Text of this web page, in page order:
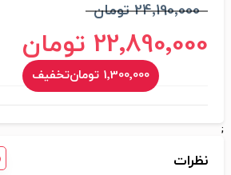
24٬190٬000 تومان
22٬890٬000 تومان
1٬300٬000 تومان تخفیف
;
نظرات